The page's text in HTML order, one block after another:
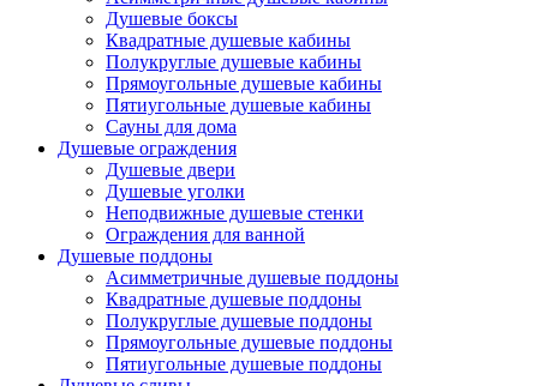
Душевые боксы
Квадратные душевые кабины
Полукруглые душевые кабины
Прямоугольные душевые кабины
Пятиугольные душевые кабины
Сауны для дома
Душевые ограждения
Душевые двери
Душевые уголки
Неподвижные душевые стенки
Ограждения для ванной
Душевые поддоны
Асимметричные душевые поддоны
Квадратные душевые поддоны
Полукруглые душевые поддоны
Прямоугольные душевые поддоны
Пятиугольные душевые поддоны